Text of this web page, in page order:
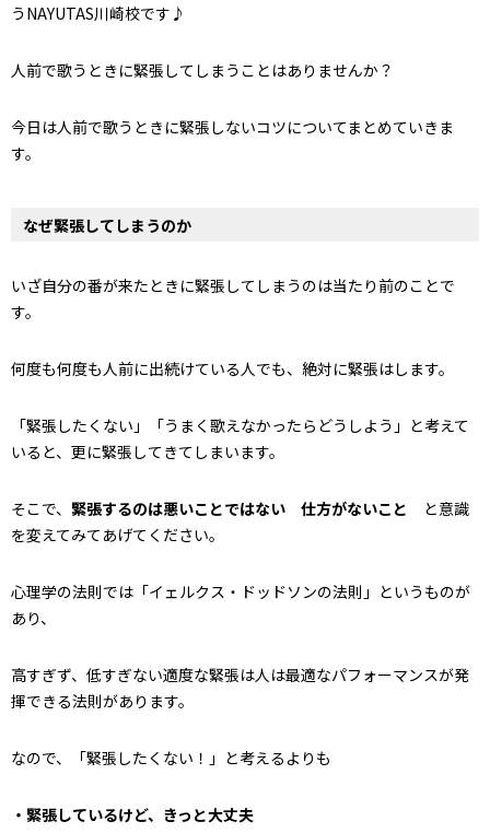
うNAYUTAS川崎校です♪
人前で歌うときに緊張してしまうことはありませんか？
今日は人前で歌うときに緊張しないコツについてまとめていきま
す。
なぜ緊張してしまうのか
いざ自分の番が来たときに緊張してしまうのは当たり前のことで
す。
何度も何度も人前に出続けている人でも、絶対に緊張はします。
「緊張したくない」「うまく歌えなかったらどうしよう」と考えて
いると、更に緊張してきてしまいます。
そこで、 緊張するのは悪いことではない 仕方がないこと と意識
を変えてみてあげてください。
心理学の法則では「イェルクス・ドッドソンの法則」というものが
あり、
高すぎず、低すぎない適度な緊張は人は最適なパフォーマンスが発
揮できる法則があります。
なので、「緊張したくない！」と考えるよりも
・緊張しているけど、きっと大丈夫